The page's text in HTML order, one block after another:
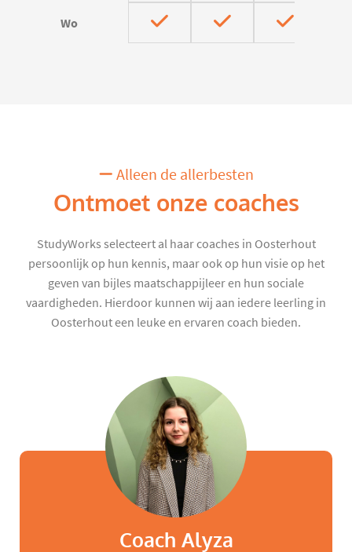
Wo
Alleen de allerbesten
Ontmoet onze coaches
StudyWorks selecteert al haar coaches in Oosterhout
persoonlijk op hun kennis, maar ook op hun visie op het
geven van bijles maatschappijleer en hun sociale
vaardigheden. Hierdoor kunnen wij aan iedere leerling in
Oosterhout een leuke en ervaren coach bieden.
Coach Alyza